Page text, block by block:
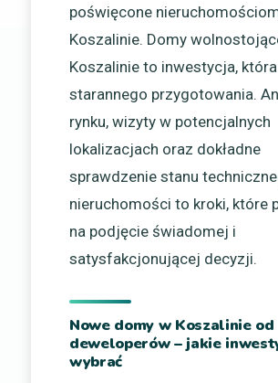
poświęcone
Koszalinie. Domy
Koszalinie to inwestycja,
starannego przygotowania.
rynku, wizyty w potencjalnych
lokalizacjach oraz dokładne
sprawdzenie stanu
nieruchomości to kroki, które
na podjęcie świadomej i
satysfakcjonującej decyzji.
Nowe domy w Koszalinie od
deweloperów – jakie
wybrać